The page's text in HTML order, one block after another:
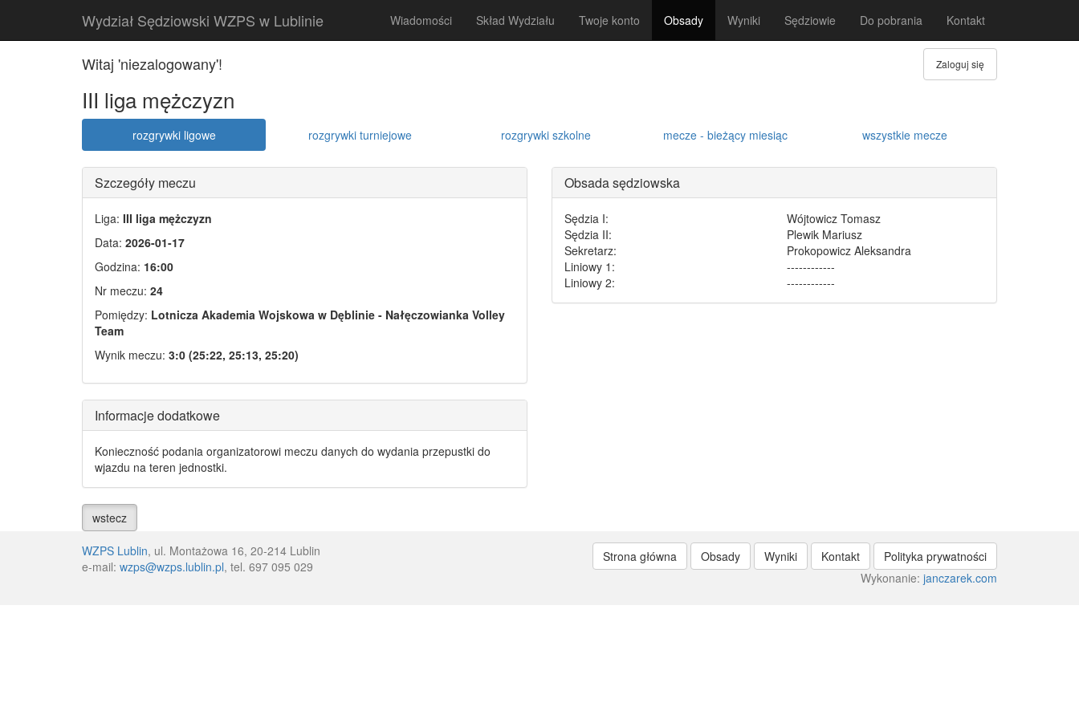
Wydział Sędziowski WZPS w Lublinie Wiadomości Skład Wydziału Twoje konto Obsady Wyniki Sędziowie Do pobrania Kontakt
Witaj 'niezalogowany'! Zaloguj się
III liga mężczyzn
rozgrywki ligowe rozgrywki turniejowe rozgrywki szkolne mecze - bieżący miesiąc wszystkie mecze
Szczegóły meczu
Liga: III liga mężczyzn
Data: 2026-01-17
Godzina: 16:00
Nr meczu: 24
Pomiędzy: Lotnicza Akademia Wojskowa w Dęblinie - Nałęczowianka Volley
Team
Wynik meczu: 3:0 (25:22, 25:13, 25:20)
Informacje dodatkowe
Konieczność podania organizatorowi meczu danych do wydania przepustki do
wjazdu na teren jednostki.
Obsada sędziowska
Sędzia I:
Wójtowicz Tomasz
Sędzia II:
Plewik Mariusz
Sekretarz:
Prokopowicz Aleksandra
Liniowy 1:
------------
Liniowy 2:
------------
wstecz
WZPS Lublin, ul. Montażowa 16, 20-214 Lublin
e-mail: wzps@wzps.lublin.pl, tel. 697 095 029
Strona główna Obsady Wyniki Kontakt
Polityka prywatności
Wykonanie: janczarek.com